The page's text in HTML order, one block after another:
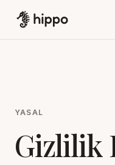
YASAL
Gizlilik